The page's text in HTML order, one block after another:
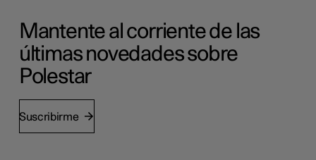
Mantente al corriente de las
últimas novedades sobre
Polestar
Suscribirme